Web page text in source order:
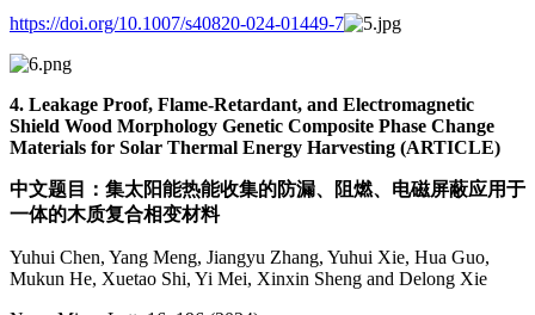
https://doi.org/10.1007/s40820-024-01449-7
4. Leakage Proof, Flame-Retardant, and Electromagnetic
Shield Wood Morphology Genetic Composite Phase Change
Materials for Solar Thermal Energy Harvesting (ARTICLE)
中文题目：集太阳能热能收集的防漏、阻燃、电磁屏蔽应用于
一体的木质复合相变材料
Yuhui Chen, Yang Meng, Jiangyu Zhang, Yuhui Xie, Hua Guo,
Mukun He, Xuetao Shi, Yi Mei, Xinxin Sheng and Delong Xie